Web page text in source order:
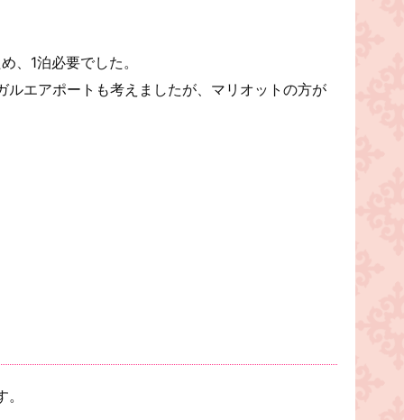
、1泊必要でした。
ルエアポートも考えましたが、マリオットの方が